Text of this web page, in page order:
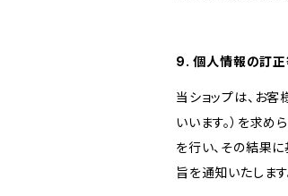
9. 個人情報の訂正
当ショップは、お
いいます。）を求
を行い、その結果
旨を通知いたしま